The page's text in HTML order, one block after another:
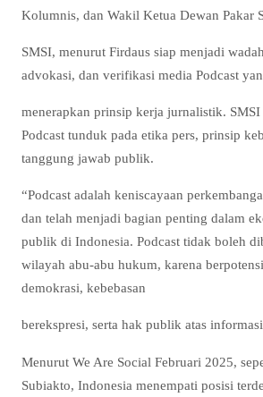
Kolumnis, dan Wakil Ketua Dewan Pakar
SMSI, menurut Firdaus siap menjadi
advokasi, dan verifikasi media Podcast
menerapkan prinsip kerja jurnalistik.
Podcast tunduk pada etika pers, prinsip
tanggung jawab publik.
“Podcast adalah keniscayaan
dan telah menjadi bagian penting dalam
publik di Indonesia. Podcast tidak boleh
wilayah abu-abu hukum, karena
demokrasi, kebebasan
berekspresi, serta hak publik atas
Menurut We Are Social Februari 2025,
Subiakto, Indonesia menempati posisi